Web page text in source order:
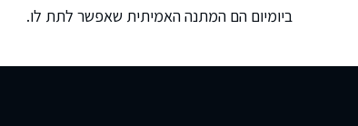
ביומיום הם המתנה האמיתית שאפשר לתת לו.